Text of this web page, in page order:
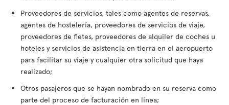
Proveedores de servicios, tales como agentes de reservas,
agentes de hostelería, proveedores de servicios de viaje,
proveedores de fletes, proveedores de alquiler de coches u
hoteles y servicios de asistencia en tierra en el aeropuerto
para facilitar su viaje y cualquier otra solicitud que haya
realizado;
Otros pasajeros que se hayan nombrado en su reserva como
parte del proceso de facturación en línea;